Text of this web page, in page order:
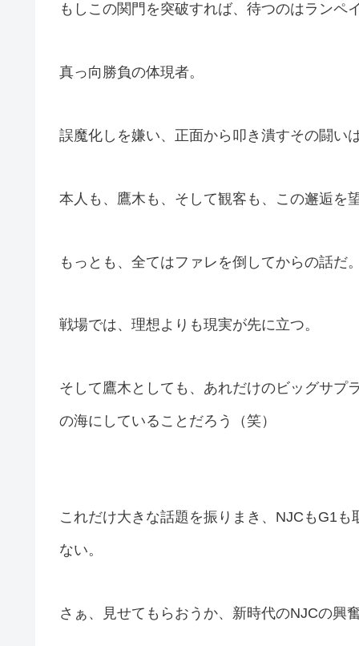
もしこの関門を突破すれば、待つのはラン
真っ向勝負の体現者。
誤魔化しを嫌い、正面から叩き潰すその闘い
本人も、鷹木も、そして観客も、この邂逅を
もっとも、全てはファレを倒してからの話だ
戦場では、理想よりも現実が先に立つ。
そして鷹木としても、あれだけのビッグサプ
の海にしていることだろう（笑）
これだけ大きな話題を振りまき、NJCもG1
ない。
さぁ、見せてもらおうか、新時代のNJCの興